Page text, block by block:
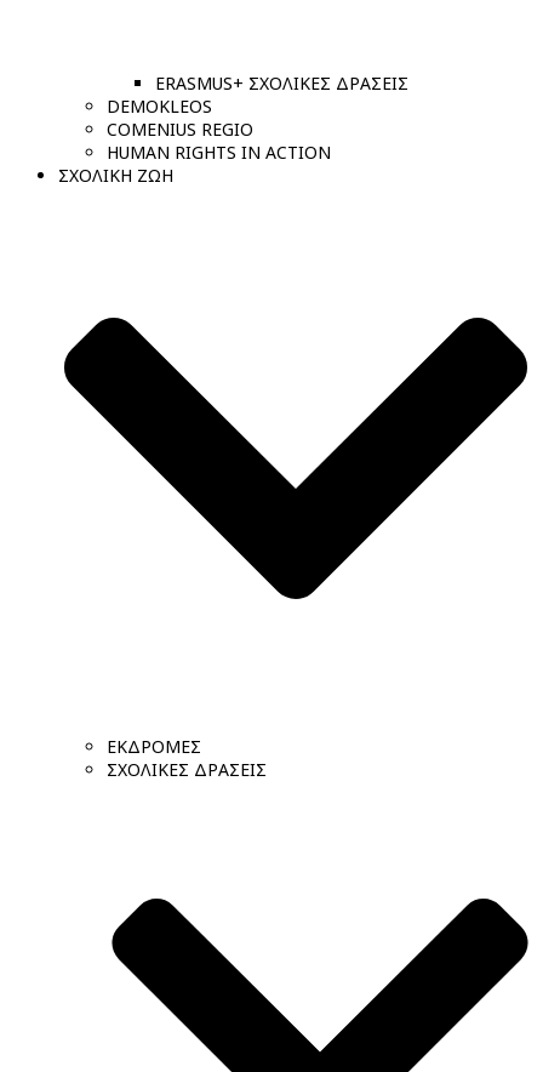
ERASMUS+ ΣΧΟΛΙΚΕΣ ΔΡΑΣΕΙΣ
DEMOKLEOS
COMENIUS REGIO
HUMAN RIGHTS IN ACTION
ΣΧΟΛΙΚΗ ΖΩΗ
ΕΚΔΡΟΜΕΣ
ΣΧΟΛΙΚΕΣ ΔΡΑΣΕΙΣ